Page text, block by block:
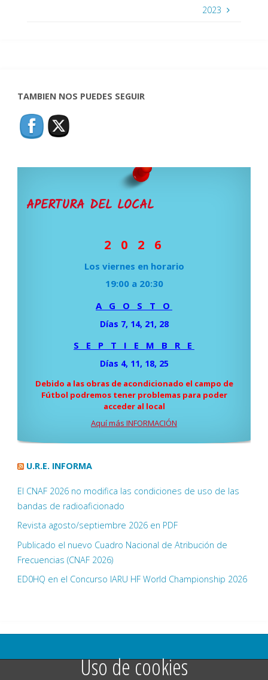
2023
TAMBIEN NOS PUEDES SEGUIR
APERTURA DEL LOCAL
2 0 2 6
Los viernes en horario
19:00 a 20:30
A G O S T O
Días 7, 14, 21, 28
S E P T I E M B R E
Días 4, 11, 18, 25
Debido a las obras de acondicionado el campo de
Fútbol podremos tener problemas para poder
acceder al local
Aquí más INFORMACIÓN
U.R.E. INFORMA
El CNAF 2026 no modifica las condiciones de uso de las
bandas de radioaficionado
Revista agosto/septiembre 2026 en PDF
Publicado el nuevo Cuadro Nacional de Atribución de
Frecuencias (CNAF 2026)
ED0HQ en el Concurso IARU HF World Championship 2026
©2025 Unión de Radioaficonados Vetusta EA1UVR
Uso de cookies